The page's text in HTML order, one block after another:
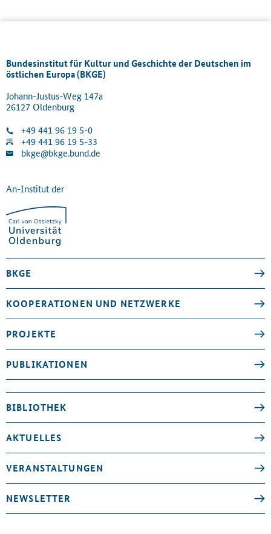
Bundesinstitut für Kultur und Geschichte der Deutschen im
östlichen Europa (BKGE)
Johann-Justus-Weg 147a
26127 Oldenburg
+49 441 96 19 5-0
+49 441 96 19 5-33
bkge@bkge.bund.de
An-Institut der
BKGE
KOOPERATIONEN UND NETZWERKE
PROJEKTE
PUBLIKATIONEN
BIBLIOTHEK
AKTUELLES
VERANSTALTUNGEN
NEWSLETTER